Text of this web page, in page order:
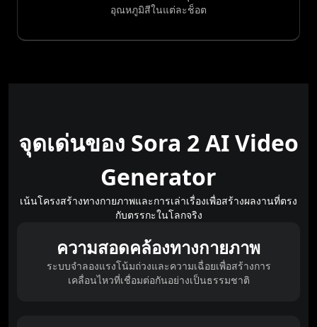
อุณหภูมิสีในแต่ละช็อต
จุดเด่นของ Sora 2 AI Video
Generator
เน้นโครงสร้างทางกายภาพและการเล่าเรื่องเพื่อสร้างผลงานที่ตรง
กับตรรกะในโลกจริง
ความสอดคล้องทางกายภาพ
ระบบจำลองแรงโน้มถ่วงและความเฉื่อยเพื่อสร้างการ
เคลื่อนไหวที่เชื่อมต่อกันอย่างเป็นธรรมชาติ